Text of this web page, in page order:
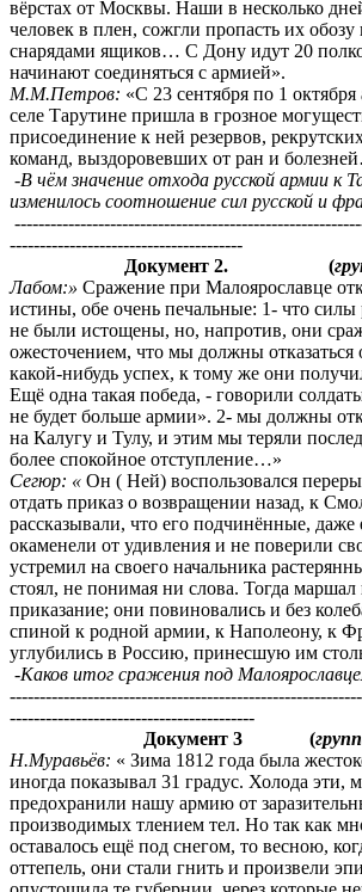
вёрстах от Москвы. Наши в несколько
человек в плен, сожгли пропасть их обозу
снарядами ящиков… С Дону идут 20
начинают соединяться с армией».
М.М.Петров: «С 23 сентября по 1
селе Тарутине пришла в грозное
присоединение к ней резервов,
команд, выздоровевших от ран и
-В чём значение отхода русской армии к
изменилось соотношение сил русской и
---------------------------------------
Документ 2. (
Лабом:» Сражение при Малоярославце
истины, обе очень печальные: 1- что силы
не были истощены, но, напротив, они
ожесточением, что мы должны отказаться
какой-нибудь успех, к тому же они
Ещё одна такая победа, - говорили
не будет больше армии». 2- мы должны
на Калугу и Тулу, и этим мы теряли
более спокойное отступление…»
Сегюр: « Он ( Ней) воспользовался
отдать приказ о возвращении назад, к
рассказывали, что его подчинённые, даже
окаменели от удивления и не поверили
устремил на своего начальника
стоял, не понимая ни слова. Тогда маршал
приказание; они повиновались и без
спиной к родной армии, к Наполеону, к
углубились в Россию, принесшую им
-Каков итог сражения под
-----------------------------------------
Документ 3 (
Н.Муравьёв: « Зима 1812 года была
иногда показывал 31 градус. Холода эти,
предохранили нашу армию от
производимых тлением тел. Но так как
оставалось ещё под снегом, то весною,
оттепель, они стали гнить и произвели